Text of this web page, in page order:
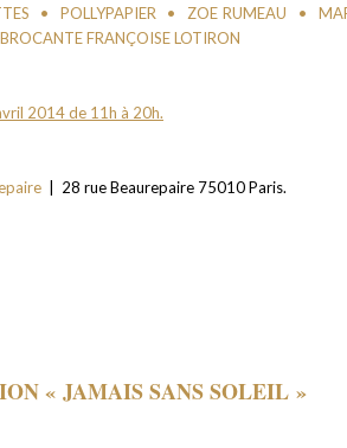
• POLLYPAPIER • ZOE RUMEAU •
FRANÇOISE LOTIRON
2014 de 11h à 20h.
| 28 rue Beaurepaire 75010 Paris.
« JAMAIS SANS SOLEIL »